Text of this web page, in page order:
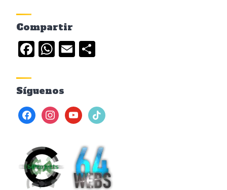
Compartir
Facebook
WhatsApp
Email
Síguenos
facebookinstagramyoutubetiktok